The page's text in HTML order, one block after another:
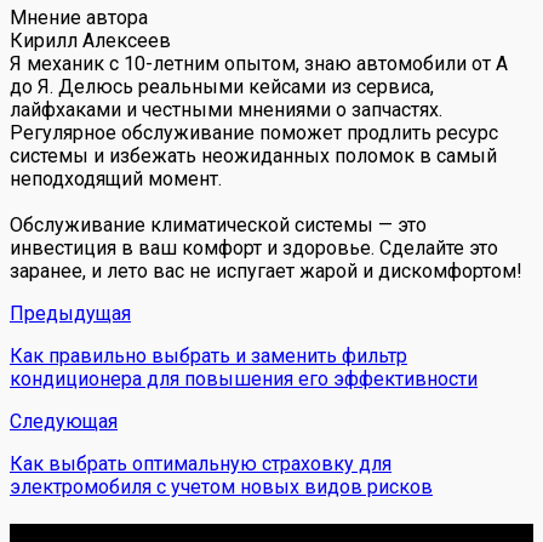
Мнение автора
Кирилл Алексеев
Я механик с 10-летним опытом, знаю автомобили от А
до Я. Делюсь реальными кейсами из сервиса,
лайфхаками и честными мнениями о запчастях.
Регулярное обслуживание поможет продлить ресурс
системы и избежать неожиданных поломок в самый
неподходящий момент.
Обслуживание климатической системы — это
инвестиция в ваш комфорт и здоровье. Сделайте это
заранее, и лето вас не испугает жарой и дискомфортом!
Предыдущая
Как правильно выбрать и заменить фильтр
кондиционера для повышения его эффективности
Следующая
Как выбрать оптимальную страховку для
электромобиля с учетом новых видов рисков